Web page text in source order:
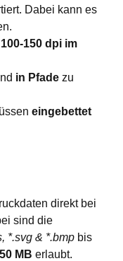
Dabei kann es
100-150 dpi im
in Pfade zu
eingebettet
direkt bei
sind die
*.svg & *.bmp bis
MB erlaubt.